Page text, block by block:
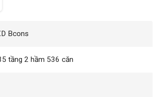
Bcons
tầng 2 hầm 536 căn